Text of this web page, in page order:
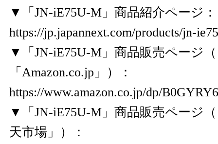
▼「JN-iE75U-M」商品紹介ページ：
https://jp.japannext.com/products/jn-
▼「JN-iE75U-M」商品販売ページ
「Amazon.co.jp」）：
https://www.amazon.co.jp/dp/
▼「JN-iE75U-M」商品販売ページ
天市場」）：